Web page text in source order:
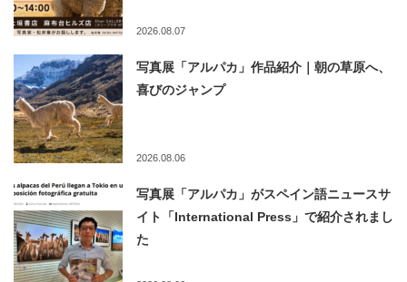
2026.08.07
写真展「アルパカ」作品紹介｜朝の草原へ、
喜びのジャンプ
2026.08.06
写真展「アルパカ」がスペイン語ニュースサ
イト「International Press」で紹介されまし
た